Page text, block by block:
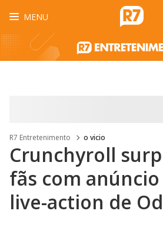
MENU
R7 Entretenimento o vicio
Crunchyroll
fãs com
live-action de